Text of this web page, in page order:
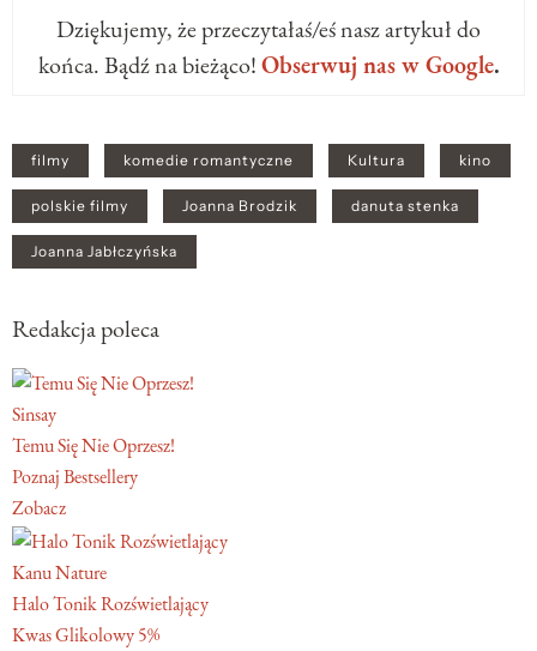
Dziękujemy, że przeczytałaś/eś nasz artykuł do
końca. Bądź na bieżąco!Obserwuj nas w Google.
filmy komedie romantyczne Kultura kino
polskie filmy Joanna Brodzik danuta stenka
Joanna Jabłczyńska
Redakcja poleca
Sinsay
Temu Się Nie Oprzesz!
Poznaj Bestsellery
Zobacz
Kanu Nature
Halo Tonik Rozświetlający
Kwas Glikolowy 5%